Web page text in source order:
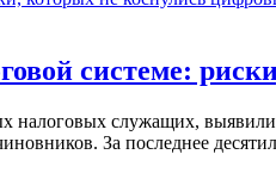
системе:
налоговых служащих,
За последнее